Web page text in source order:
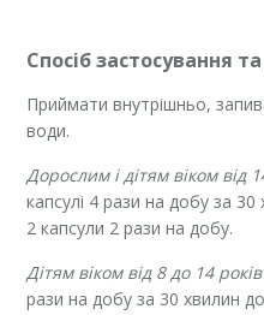
Спосіб застосування
Приймати внутрішньо,
води.
Дорослим і дітям віком від
капсулі 4 рази на добу за
2 капсули 2 рази на добу.
Дітям віком від 8 до 14 років
рази на добу за 30 хвилин до